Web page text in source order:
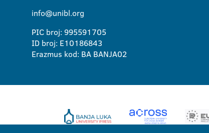
info@unibl.org
PIC broj: 995591705
ID broj: E10186843
Erazmus kod: BA BANJA02